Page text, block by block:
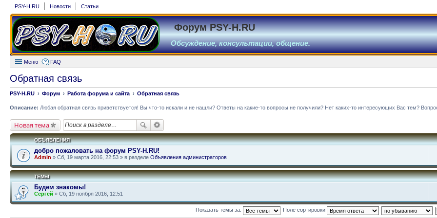
PSY-H.RU Новости Статьи
Форум PSY-H.RU
Обсуждение, консультации, общение.
Меню FAQ
Обратная связь
PSY-H.RU Форум Работа форума и сайта Обратная связь
Описание: Любая обратная связь приветствуется! Вы что-то искали и не нашли? Ответы на какие-то вопросы не получили? Нет каких-то интересующих Вас тем?
Новая тема
ОБЪЯВЛЕНИЯ
добро пожаловать на форум PSY-H.RU!
Admin » Сб, 19 марта 2016, 22:53 » в разделе Объявления администраторов
ТЕМЫ
Будем знакомы!
Сергей » Сб, 19 ноября 2016, 12:51
Показать темы за: Поле сортировки